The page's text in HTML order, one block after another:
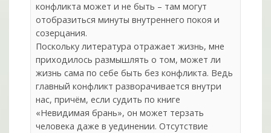
конфликта может и не быть – там могут
отобразиться минуты внутреннего покоя и
созерцания.
Поскольку литература отражает жизнь, мне
приходилось размышлять о том, может ли
жизнь сама по себе быть без конфликта. Ведь
главный конфликт разворачивается внутри
нас, причём, если судить по книге
«Невидимая брань», он может терзать
человека даже в уединении. Отсутствие